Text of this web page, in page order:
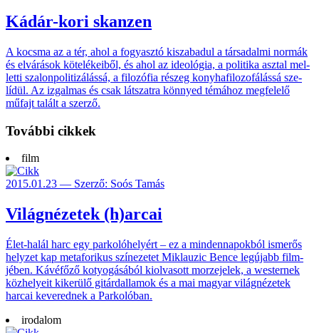
Kádár-kori skanzen
A kocsma az a tér, ahol a fo­gyasz­tó kisza­badul a társa­dalmi normák
és elvá­rások kötelé­keiből, és ahol az ideo­lógia, a poli­tika asz­tal mel­
letti szalon­politi­zá­lássá, a filo­zófia részeg konyha­filozo­fálássá sze­
lídül. Az izgal­mas és csak lát­szatra könnyed témá­hoz meg­felelő
műfajt talált a szerző.
További cikkek
film
2015.01.23 — Szerző: Soós Tamás
Világnézetek (h)arcai
Élet-halál harc egy parkoló­helyért – ez a minden­napok­ból isme­rős
helyzet kap meta­forikus színe­zetet Miklauzic Bence leg­újabb film­
jében. Kávé­főző kotyo­gá­sából kiol­vasott morze­jelek, a wes­ternek
köz­helyeit kike­rülő gitár­dalla­mok és a mai magyar világ­nézetek
harcai keve­rednek a Parkolóban.
irodalom